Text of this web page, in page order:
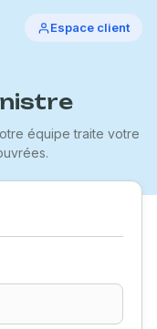
Espace client
équipe traite votre